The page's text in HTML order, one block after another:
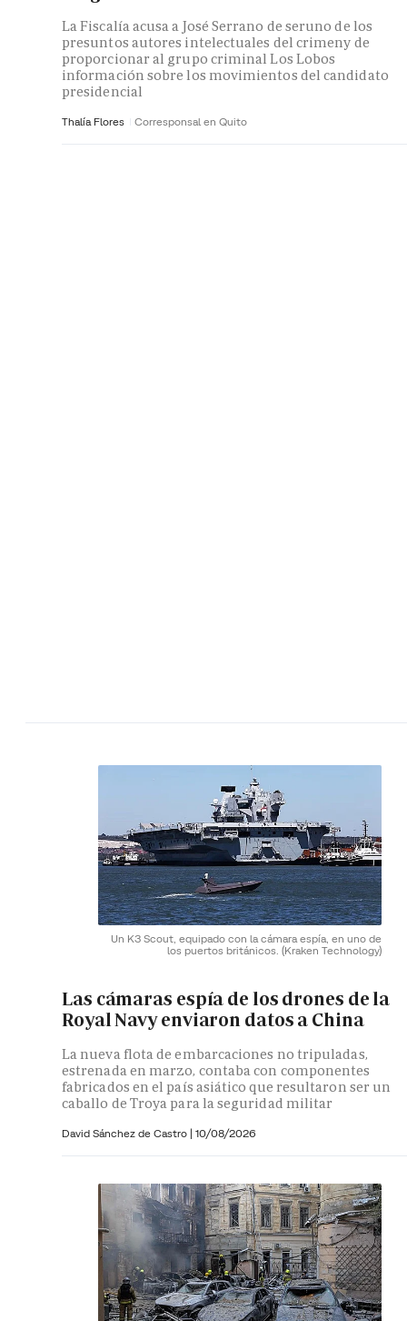
La Fiscalía acusa a José Serrano de seruno de los
presuntos autores intelectuales del crimeny de
proporcionar al grupo criminal Los Lobos
información sobre los movimientos del candidato
presidencial
Thalía Flores Corresponsal en Quito
Un K3 Scout, equipado con la cámara espía, en uno de
los puertos británicos. (Kraken Technology)
Las cámaras espía de los drones de la
Royal Navy enviaron datos a China
La nueva flota de embarcaciones no tripuladas,
estrenada en marzo, contaba con componentes
fabricados en el país asiático que resultaron ser un
caballo de Troya para la seguridad militar
David Sánchez de Castro | 10/08/2026